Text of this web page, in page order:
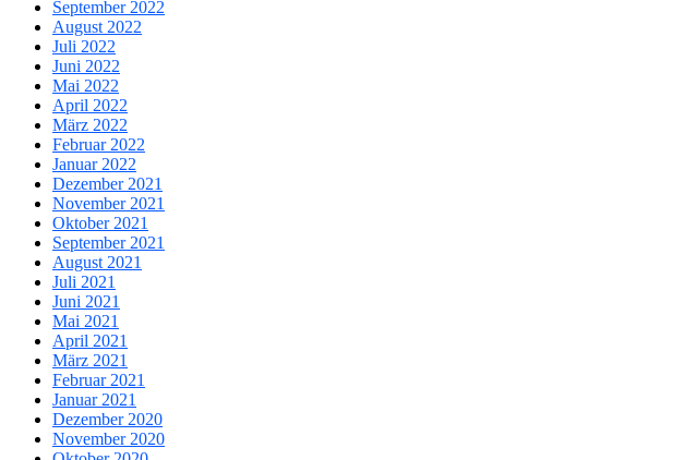
September 2022
August 2022
Juli 2022
Juni 2022
Mai 2022
April 2022
März 2022
Februar 2022
Januar 2022
Dezember 2021
November 2021
Oktober 2021
September 2021
August 2021
Juli 2021
Juni 2021
Mai 2021
April 2021
März 2021
Februar 2021
Januar 2021
Dezember 2020
November 2020